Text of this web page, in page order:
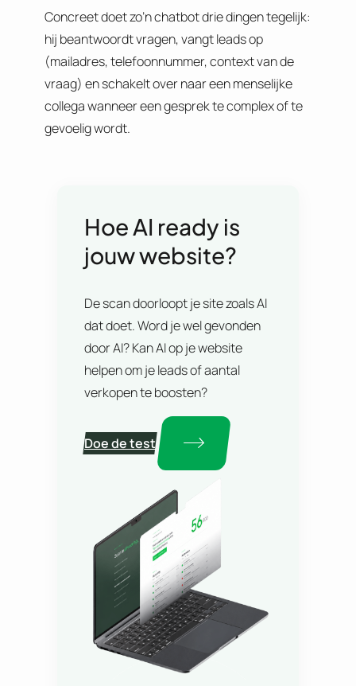
Concreet doet zo’n chatbot drie dingen tegelijk:
hij beantwoordt vragen, vangt leads op
(mailadres, telefoonnummer, context van de
vraag) en schakelt over naar een menselijke
collega wanneer een gesprek te complex of te
gevoelig wordt.
Hoe AI ready is
jouw website?
De scan doorloopt je site zoals AI
dat doet. Word je wel gevonden
door AI? Kan AI op je website
helpen om je leads of aantal
verkopen te boosten?
Doe de test